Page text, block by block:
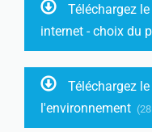
Téléchargez
internet - choix du
Téléchargez
l'environnement